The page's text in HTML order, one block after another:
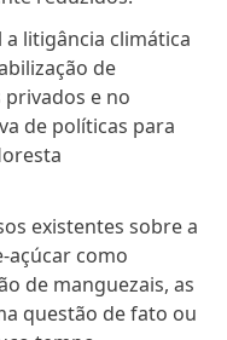
a litigância climática
de
e no
de políticas para
existentes sobre a
açúcar como
de manguezais, as
questão de fato ou